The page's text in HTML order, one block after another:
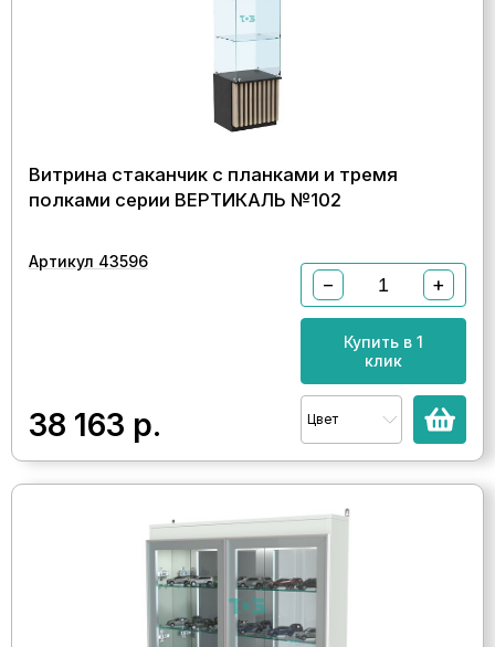
Витрина стаканчик с планками и тремя
полками серии ВЕРТИКАЛЬ №102
Артикул 43596
38 163 р.
− +
Купить в 1
клик
Цвет